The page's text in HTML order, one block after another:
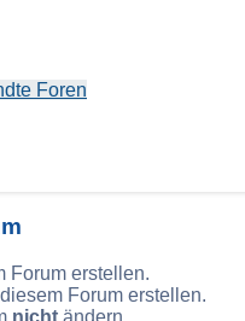
Foren
Forum erstellen.
Forum erstellen.